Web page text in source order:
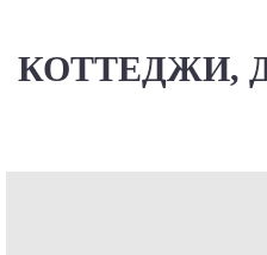
КОТТЕДЖИ,